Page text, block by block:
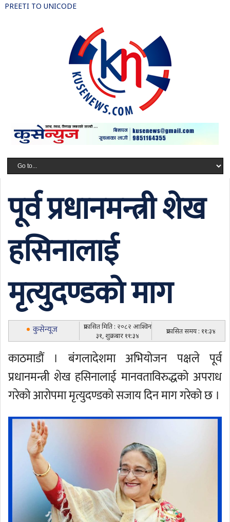
PREETI TO UNICODE
पूर्व प्रधानमन्त्री शेख
हसिनालाई
मृत्युदण्डको माग
कुसेन्यूज
प्रकासित मिति : २०८२ आश्विन
३१, शुक्रबार ११:३४
प्रकासित समय : ११:३४
काठमाडौं । बंगलादेशमा अभियोजन पक्षले पूर्व
प्रधानमन्त्री शेख हसिनालाई मानवताविरुद्धको अपराध
गरेको आरोपमा मृत्युदण्डको सजाय दिन माग गरेको छ ।